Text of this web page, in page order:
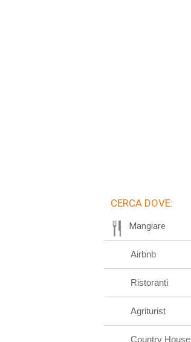
CERCA DOVE:
Mangiare
Airbnb
Ristoranti
Agriturist
Country House